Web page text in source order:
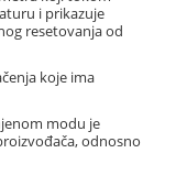
i prikazuje
resetovanja od
koje ima
modu je
odnosno